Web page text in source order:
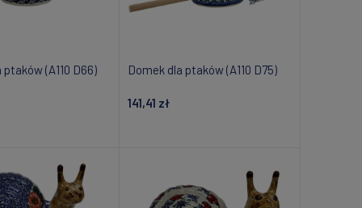
ptaków (A110 D66) Domek dla ptaków (A110 D75)
141,41 zł